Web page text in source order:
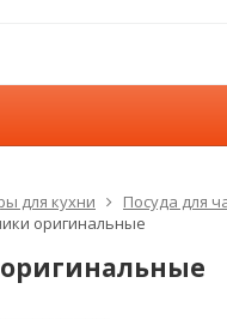
для кухни Посуда для
оригинальные